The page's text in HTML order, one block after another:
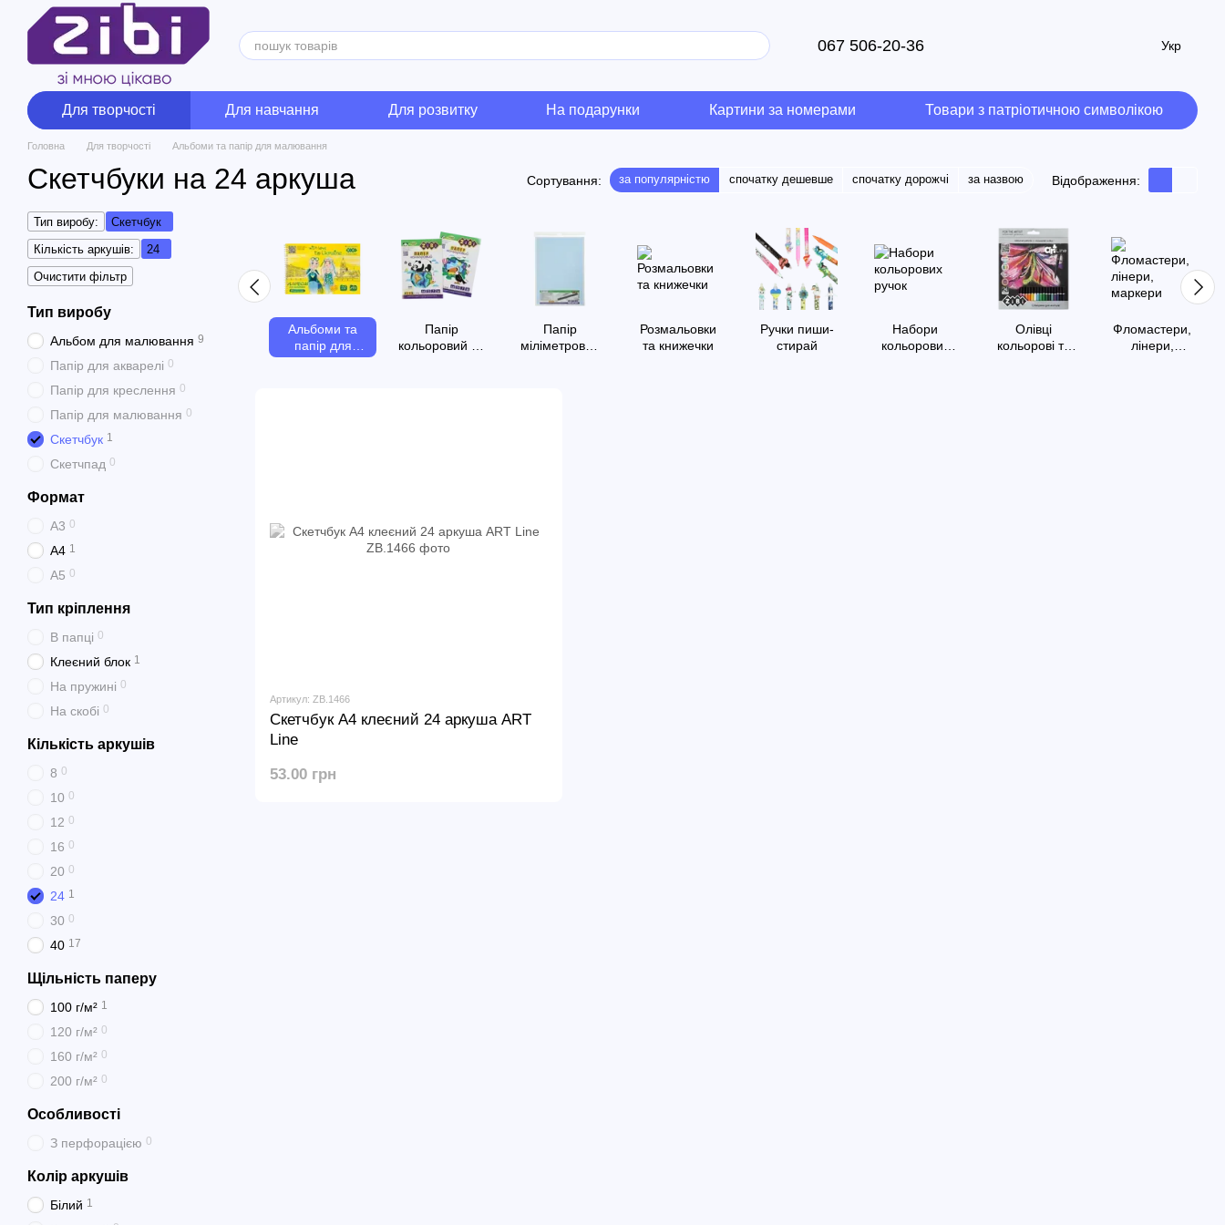
Перейти до основного контенту
067 506-20-36 Укр
Для творчості Для навчання Для розвитку На подарунки Картини за номерами Товари з патріотичною символікою
Головна Для творчості Альбоми та папір для малювання
Скетчбуки на 24 аркуша Сортування: за популярністю спочатку дешевше спочатку дорожчі за назвою Відображення:
Альбоми та
папір для
малювання
Папір
кольоровий та
Папір
міліметровий
Розмальовки
та книжечки
Ручки пиши-
стирай
Набори
кольорових
Олівці
кольорові та
Фломастери,
лінери,
Артикул: ZB.1466
Скетчбук А4 клеєний 24 аркуша ART
Line
53.00 грн
Тип виробу:
Скетчбук
Кількість аркушів:
24
Очистити фільтр
Тип виробу
Альбом для малювання 9
Папір для акварелі 0
Папір для креслення 0
Папір для малювання 0
Скетчбук 1
Скетчпад 0
Формат
А3 0
А4 1
А5 0
Тип кріплення
В папці 0
Клеєний блок 1
На пружині 0
На скобі 0
Кількість аркушів
8 0
10 0
12 0
16 0
20 0
24 1
30 0
40 17
Щільність паперу
100 г/м² 1
120 г/м² 0
160 г/м² 0
200 г/м² 0
Особливості
З перфорацією 0
Колір аркушів
Білий 1